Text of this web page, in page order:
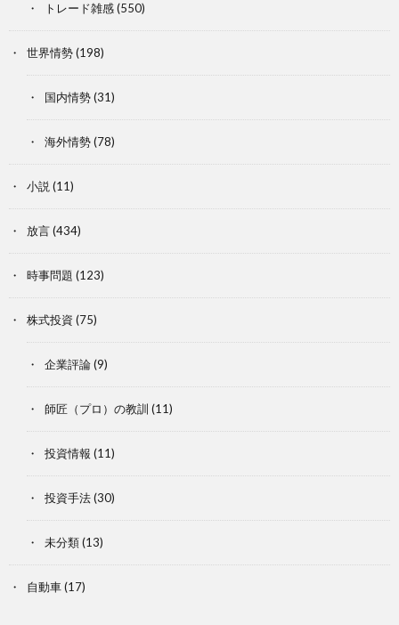
トレード雑感(550)
世界情勢(198)
国内情勢(31)
海外情勢(78)
小説 (11)
放言(434)
時事問題 (123)
株式投資 (75)
企業評論(9)
師匠（プロ）の教訓 (11)
投資情報 (11)
投資手法(30)
未分類(13)
自動車(17)